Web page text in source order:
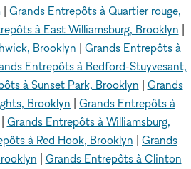
| Grands Entrepôts à Quartier rouge,
à East Williamsburg, Brooklyn
Brooklyn
Grands Entrepôts à
Entrepôts à Bedford-Stuyvesant,
à Sunset Park, Brooklyn
Grands
Brooklyn
Grands Entrepôts à
Grands Entrepôts à Williamsburg,
à Red Hook, Brooklyn
Grands
Grands Entrepôts à Clinton